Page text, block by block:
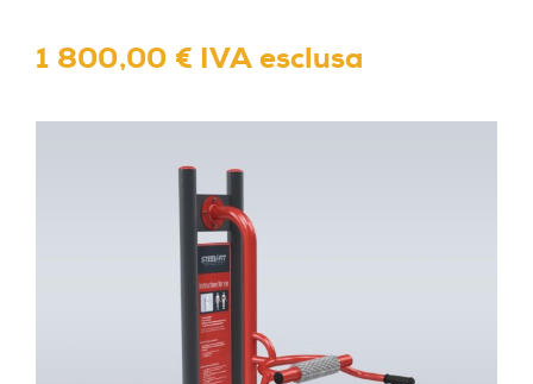
1 800,00 € IVA esclusa